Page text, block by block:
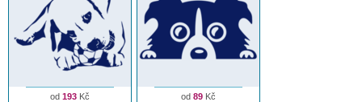
od 193 Kč od 89 Kč